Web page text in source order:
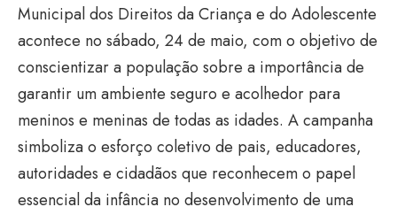
Municipal dos Direitos da Criança e do Adolescente
acontece no sábado, 24 de maio, com o objetivo de
conscientizar a população sobre a importância de
garantir um ambiente seguro e acolhedor para
meninos e meninas de todas as idades. A campanha
simboliza o esforço coletivo de pais, educadores,
autoridades e cidadãos que reconhecem o papel
essencial da infância no desenvolvimento de uma